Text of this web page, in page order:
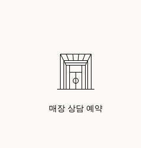
매장 상담 예약